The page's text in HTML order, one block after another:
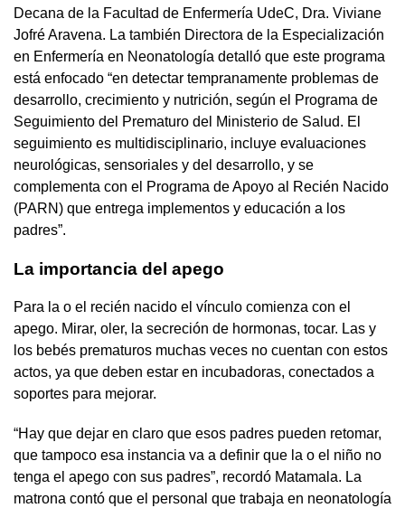
Decana de la Facultad de Enfermería UdeC, Dra. Viviane
Jofré Aravena. La también Directora de la Especialización
en Enfermería en Neonatología detalló que este programa
está enfocado “en detectar tempranamente problemas de
desarrollo, crecimiento y nutrición, según el Programa de
Seguimiento del Prematuro del Ministerio de Salud. El
seguimiento es multidisciplinario, incluye evaluaciones
neurológicas, sensoriales y del desarrollo, y se
complementa con el Programa de Apoyo al Recién Nacido
(PARN) que entrega implementos y educación a los
padres”.
La importancia del apego
Para la o el recién nacido el vínculo comienza con el
apego. Mirar, oler, la secreción de hormonas, tocar. Las y
los bebés prematuros muchas veces no cuentan con estos
actos, ya que deben estar en incubadoras, conectados a
soportes para mejorar.
“Hay que dejar en claro que esos padres pueden retomar,
que tampoco esa instancia va a definir que la o el niño no
tenga el apego con sus padres”, recordó Matamala. La
matrona contó que el personal que trabaja en neonatología